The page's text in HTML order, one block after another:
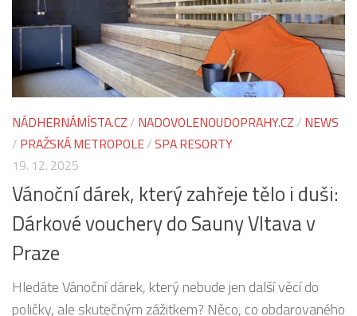
NÁDHERNÁMÍSTA.CZ / NADOVOLENOUDOPRAHY.CZ / NEWS
/ PRAŽSKÁ METROPOLE/SPA RESORTY
19. 12. 2025
Vánoční dárek, který zahřeje tělo i duši:
Dárkové vouchery do Sauny Vltava v
Praze
Hledáte Vánoční dárek, který nebude jen další věcí do
poličky, ale skutečným zážitkem? Něco, co obdarovaného